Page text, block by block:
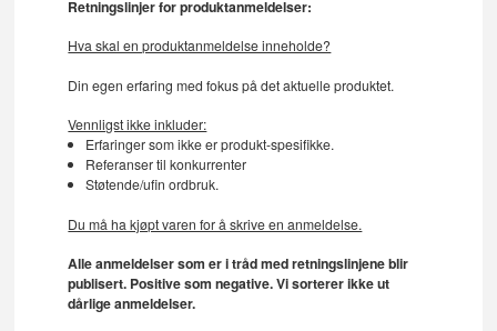
Retningslinjer for produktanmeldelser:
Hva skal en produktanmeldelse inneholde?
Din egen erfaring med fokus på det aktuelle produktet.
Vennligst ikke inkluder:
Erfaringer som ikke er produkt-spesifikke.
Referanser til konkurrenter
Støtende/ufin ordbruk.
Du må ha kjøpt varen for å skrive en anmeldelse.
Alle anmeldelser som er i tråd med retningslinjene blir
publisert. Positive som negative. Vi sorterer ikke ut
dårlige anmeldelser.